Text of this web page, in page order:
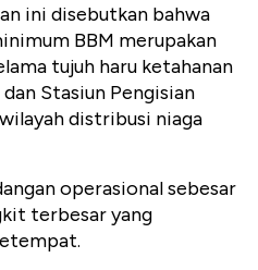
ini disebutkan bahwa
BBM merupakan
tujuh haru ketahanan
Stasiun Pengisian
distribusi niaga
operasional sebesar
terbesar yang